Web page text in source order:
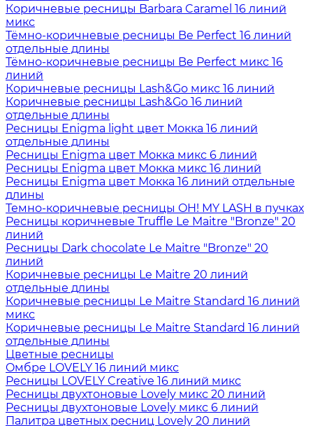
Коричневые ресницы Barbara Caramel 16 линий
микс
Тёмно-коричневые ресницы Be Perfect 16 линий
отдельные длины
Тёмно-коричневые ресницы Be Perfect микс 16
линий
Коричневые ресницы Lash&Go микс 16 линий
Коричневые ресницы Lash&Go 16 линий
отдельные длины
Ресницы Enigma light цвет Мокка 16 линий
отдельные длины
Ресницы Enigma цвет Мокка микс 6 линий
Ресницы Enigma цвет Мокка микс 16 линий
Ресницы Enigma цвет Мокка 16 линий отдельные
длины
Темно-коричневые ресницы OH! MY LASH в пучках
Ресницы коричневые Truffle Le Maitre "Bronze" 20
линий
Ресницы Dark chocolate Le Maitre "Bronze" 20
линий
Коричневые ресницы Le Maitre 20 линий
отдельные длины
Коричневые ресницы Le Maitre Standard 16 линий
микс
Коричневые ресницы Le Maitre Standard 16 линий
отдельные длины
Цветные ресницы
Oмбре LOVELY 16 линий микс
Ресницы LOVELY Creative 16 линий микс
Ресницы двухтоновые Lovely микс 20 линий
Ресницы двухтоновые Lovely микс 6 линий
Палитра цветных ресниц Lovely 20 линий